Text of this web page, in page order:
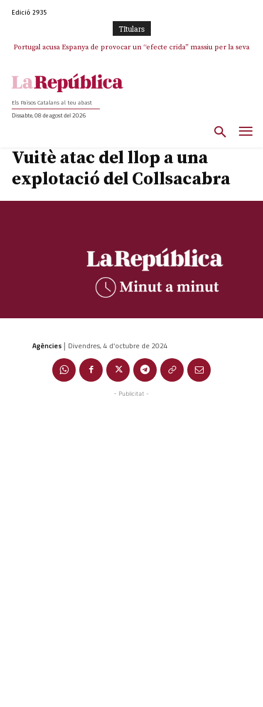
Edició 2935
TItulars
Portugal acusa Espanya de provocar un “efecte crida” massiu per la seva
Els Països Catalans al teu abast
Dissabte, 08 de agost del 2026
Vuitè atac del llop a una
explotació del Collsacabra
Agències | Divendres, 4 d'octubre de 2024
- Publicitat -